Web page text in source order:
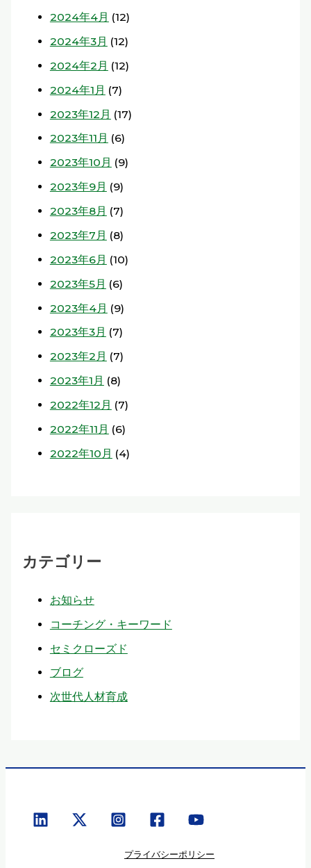
2024年4月 (12)
2024年3月 (12)
2024年2月 (12)
2024年1月 (7)
2023年12月 (17)
2023年11月 (6)
2023年10月 (9)
2023年9月 (9)
2023年8月 (7)
2023年7月 (8)
2023年6月 (10)
2023年5月 (6)
2023年4月 (9)
2023年3月 (7)
2023年2月 (7)
2023年1月 (8)
2022年12月 (7)
2022年11月 (6)
2022年10月 (4)
カテゴリー
お知らせ
コーチング・キーワード
セミクローズド
ブログ
次世代人材育成
プライバシーポリシー